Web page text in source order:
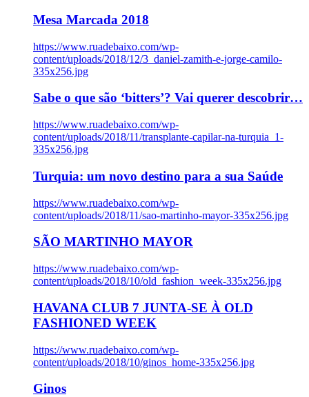
Mesa Marcada 2018
https://www.ruadebaixo.com/wp-
content/uploads/2018/12/3_daniel-zamith-e-jorge-camilo-
335x256.jpg
Sabe o que são ‘bitters’? Vai querer descobrir…
https://www.ruadebaixo.com/wp-
content/uploads/2018/11/transplante-capilar-na-turquia_1-
335x256.jpg
Turquia: um novo destino para a sua Saúde
https://www.ruadebaixo.com/wp-
content/uploads/2018/11/sao-martinho-mayor-335x256.jpg
SÃO MARTINHO MAYOR
https://www.ruadebaixo.com/wp-
content/uploads/2018/10/old_fashion_week-335x256.jpg
HAVANA CLUB 7 JUNTA-SE À OLD
FASHIONED WEEK
https://www.ruadebaixo.com/wp-
content/uploads/2018/10/ginos_home-335x256.jpg
Ginos